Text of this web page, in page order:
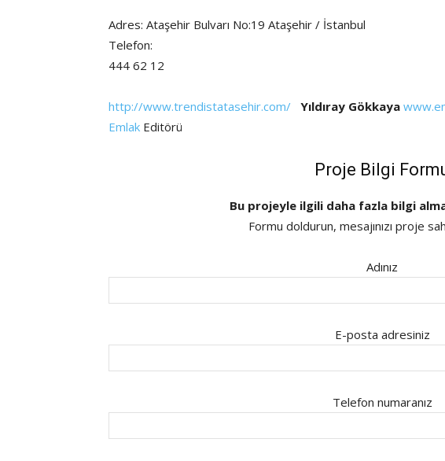
Adres: Ataşehir Bulvarı No:19 Ataşehir / İstanbul
Telefon:
444 62 12
http://www.trendistatasehir.com/ Yıldıray Gökkaya
Emlak Editörü
Proje Bilgi
Bu projeyle ilgili daha fazla bilgi
Formu doldurun, mesajınızı proje
Adınız
E-posta adresiniz
Telefon numaranız